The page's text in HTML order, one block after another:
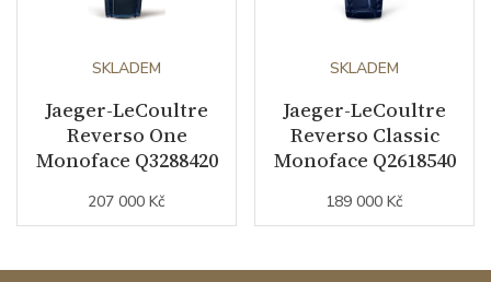
SKLADEM
Jaeger-LeCoultre
Reverso One
Monoface Q3288420
207 000 Kč
SKLADEM
Jaeger-LeCoultre
Reverso Classic
Monoface Q2618540
189 000 Kč